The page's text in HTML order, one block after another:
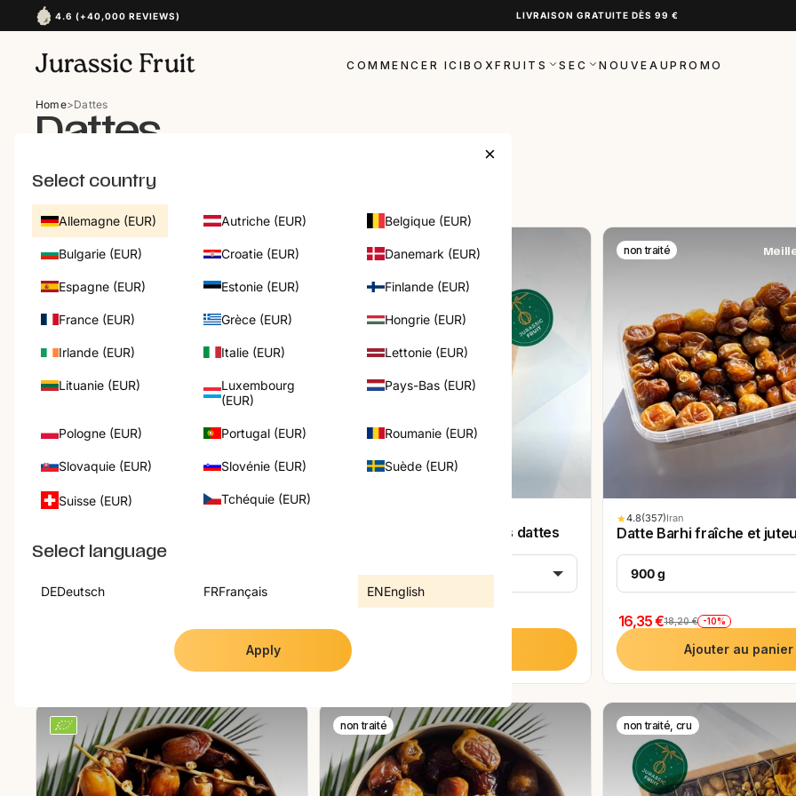
4.6 (+40,000 REVIEWS) LIVRAISON GRATUITE DÈS 99 €
×
Select country
Allemagne (EUR) Autriche (EUR) Belgique (EUR)
Bulgarie (EUR) Croatie (EUR) Danemark (EUR)
Espagne (EUR) Estonie (EUR) Finlande (EUR)
France (EUR) Grèce (EUR) Hongrie (EUR)
Irlande (EUR) Italie (EUR) Lettonie (EUR)
Lituanie (EUR)
Luxembourg
(EUR)
Pays-Bas (EUR)
Pologne (EUR) Portugal (EUR) Roumanie (EUR)
Slovaquie (EUR) Slovénie (EUR) Suède (EUR)
Suisse (EUR) Tchéquie (EUR)
Select language
DEDeutsch FRFrançais ENEnglish
Apply
COMMENCER ICIBOXFRUITS
TOUS LES FRUITS
FRUITS D'AMÉRIQUE
AVOCATS
NOIX DE COCO FRUITS D'EUROPE
Noté
étoiles
973
SEC
DATTES
ALGUES
SETS DE PRODUITS SECS FINE FOOD
Noté
4.8
357
Datte Barhi fraîche et
juteuse
NOUVEAUPROMO
Home>Dattes
Dattes
FILTRER
Meilleure Vente
Ajouter au panier
non traité
Coffret de découverte des dattes
1 p.( 8 variétés )
non traité
★4.8(357)Iran
Datte Barhi fraîche et
900 g
16,35 €18,20 € -10%
Ajouter au panier
non traité non traité, cru